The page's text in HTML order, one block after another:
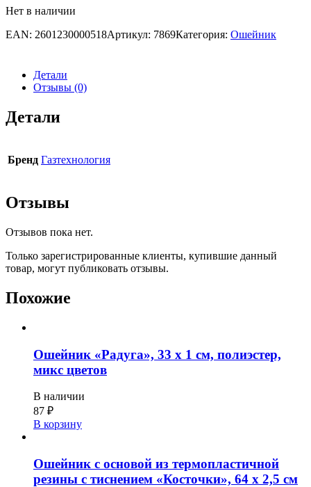
Нет в наличии
EAN: 2601230000518Артикул: 7869Категория: Ошейник
Детали
Отзывы (0)
Детали
Бренд Газтехнология
Отзывы
Отзывов пока нет.
Только зарегистрированные клиенты, купившие данный
товар, могут публиковать отзывы.
Похожие
Ошейник «Радуга», 33 х 1 см, полиэстер,
микс цветов
В наличии
87 ₽
В корзину
Ошейник с основой из термопластичной
резины с тиснением «Косточки», 64 х 2,5 см